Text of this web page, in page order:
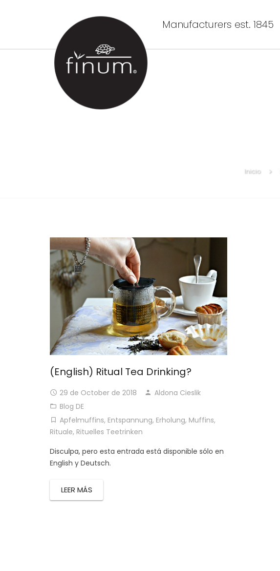
Manufacturers est. 1845
Inicio
(English) Ritual Tea Drinking?
29 de October de 2018
Aldona Cieslik
Blog DE
Apfelmuffins, Entspannung, Erholung, Muffins,
Rituale, Rituelles Teetrinken
Disculpa, pero esta entrada está disponible sólo en
English y Deutsch.
LEER MÁS